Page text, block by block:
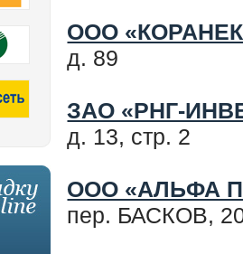
ООО
д. 89
ЗАО «РНГ-
д. 13, стр. 2
ООО «АЛЬФА
пер. БАСКОВ,